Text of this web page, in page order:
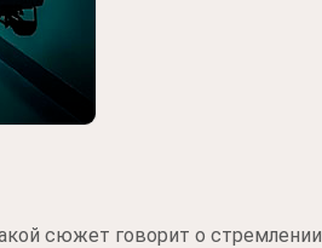
сюжет говорит о стремлении